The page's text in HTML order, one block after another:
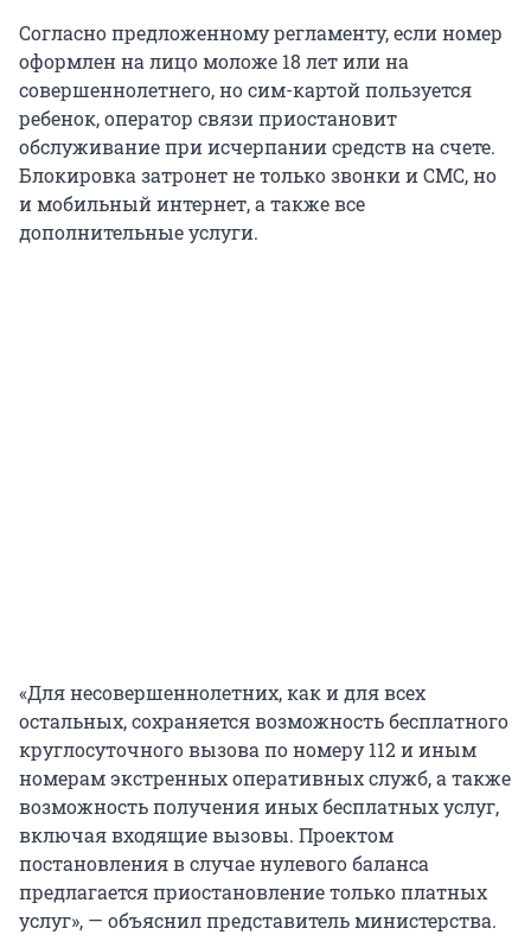
Согласно предложенному регламенту, если номер
оформлен на лицо моложе 18 лет или на
совершеннолетнего, но сим-картой пользуется
ребенок, оператор связи приостановит
обслуживание при исчерпании средств на счете.
Блокировка затронет не только звонки и СМС, но
и мобильный интернет, а также все
дополнительные услуги.
«Для несовершеннолетних, как и для всех
остальных, сохраняется возможность бесплатного
круглосуточного вызова по номеру 112 и иным
номерам экстренных оперативных служб, а также
возможность получения иных бесплатных услуг,
включая входящие вызовы. Проектом
постановления в случае нулевого баланса
предлагается приостановление только платных
услуг», — объяснил представитель министерства.